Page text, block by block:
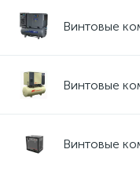
Винтовые
Винтовые
Винтовые